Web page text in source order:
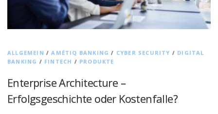
ALLGEMEIN /AMÉTIQ BANKING / CYBER SECURITY / DIGITAL
BANKING / FINTECH / PRODUKTE
Enterprise Architecture –
Erfolgsgeschichte oder Kostenfalle?